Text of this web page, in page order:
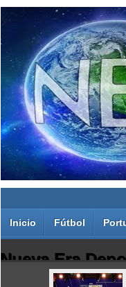
Inicio Fútbol
Nueva Era